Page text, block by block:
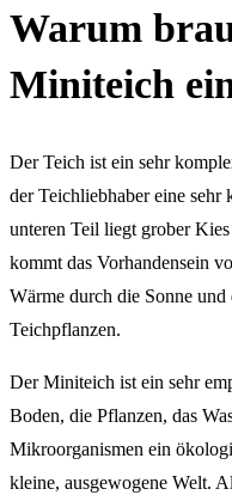
Warum
Miniteich
Der Teich ist ein sehr
der Teichliebhaber eine
unteren Teil liegt grober
kommt das Vorhandensein
Wärme durch die Sonne
Teichpflanzen.
Der Miniteich ist ein sehr
Boden, die Pflanzen, das
Mikroorganismen ein
kleine, ausgewogene Welt.